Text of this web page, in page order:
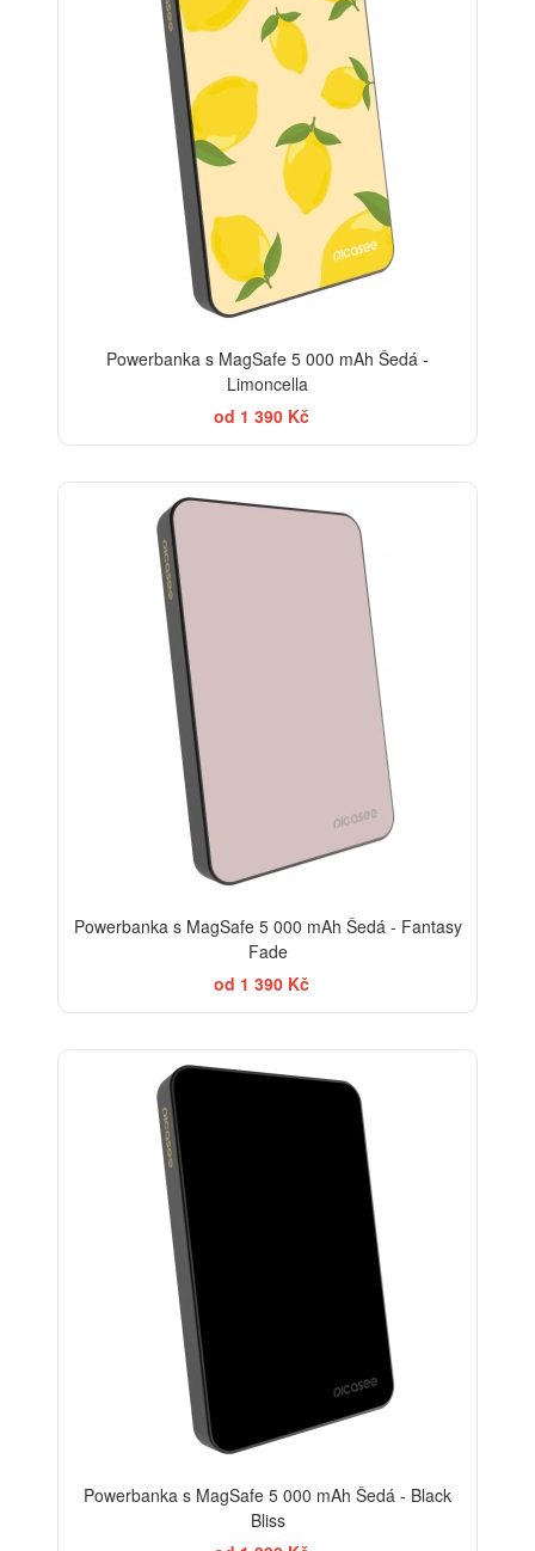
Powerbanka s MagSafe 5 000 mAh Šedá -
Limoncella
od 1 390 Kč
Powerbanka s MagSafe 5 000 mAh Šedá - Fantasy
Fade
od 1 390 Kč
Powerbanka s MagSafe 5 000 mAh Šedá - Black
Bliss